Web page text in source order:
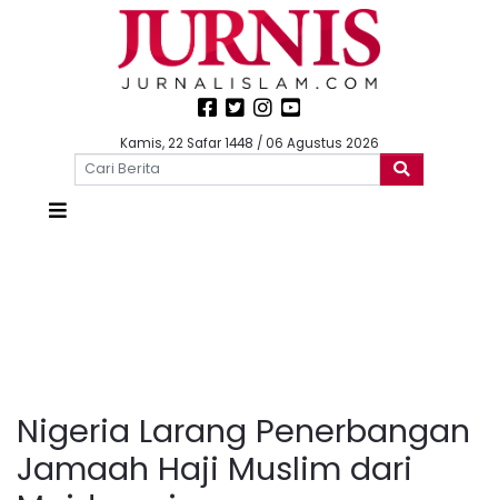
Kamis, 22 Safar 1448 / 06 Agustus 2026
Nigeria Larang Penerbangan
Jamaah Haji Muslim dari